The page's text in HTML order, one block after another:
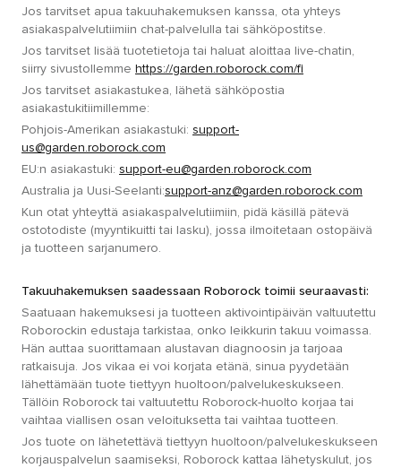
Jos tarvitset apua takuuhakemuksen kanssa, ota yhteys
asiakaspalvelutiimiin chat-palvelulla tai sähköpostitse.
Jos tarvitset lisää tuotetietoja tai haluat aloittaa live-chatin,
siirry sivustollemme https://garden.roborock.com/fi
Jos tarvitset asiakastukea, lähetä sähköpostia
asiakastukitiimillemme:
Pohjois-Amerikan asiakastuki: support-
us@garden.roborock.com
EU:n asiakastuki: support-eu@garden.roborock.com
Australia ja Uusi-Seelanti:support-anz@garden.roborock.com
Kun otat yhteyttä asiakaspalvelutiimiin, pidä käsillä pätevä
ostotodiste (myyntikuitti tai lasku), jossa ilmoitetaan ostopäivä
ja tuotteen sarjanumero.
Takuuhakemuksen saadessaan Roborock toimii seuraavasti:
Saatuaan hakemuksesi ja tuotteen aktivointipäivän valtuutettu
Roborockin edustaja tarkistaa, onko leikkurin takuu voimassa.
Hän auttaa suorittamaan alustavan diagnoosin ja tarjoaa
ratkaisuja. Jos vikaa ei voi korjata etänä, sinua pyydetään
lähettämään tuote tiettyyn huoltoon/palvelukeskukseen.
Tällöin Roborock tai valtuutettu Roborock-huolto korjaa tai
vaihtaa viallisen osan veloituksetta tai vaihtaa tuotteen.
Jos tuote on lähetettävä tiettyyn huoltoon/palvelukeskukseen
korjauspalvelun saamiseksi, Roborock kattaa lähetyskulut, jos